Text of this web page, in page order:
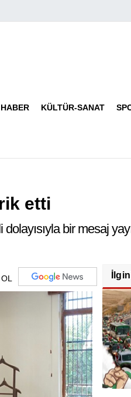
KÜLTÜR-SANAT
Video Galeri
etti
bir mesaj